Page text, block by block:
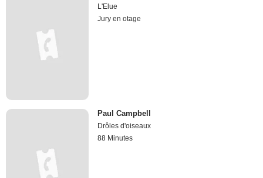
L'Elue
Jury en otage
Paul Campbell
Drôles d'oiseaux
88 Minutes